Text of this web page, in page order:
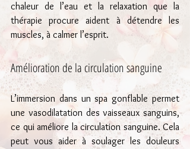
chaleur de l’eau et la relaxation que la
thérapie procure aident à détendre les
muscles, à calmer l’esprit.
Amélioration de la circulation sanguine
L’immersion dans un spa gonflable permet
une vasodilatation des vaisseaux sanguins,
ce qui améliore la circulation sanguine. Cela
peut vous aider à soulager les douleurs